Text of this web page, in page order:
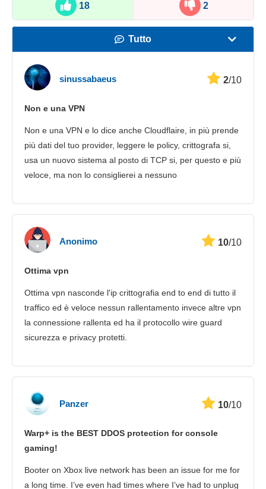
18 2
Tutto
Servizio clienti
sinussabaeus 2/10
Non e una VPN
Non e una VPN e lo dice anche Cloudflaire, in più prende
più dati del tuo provider, leggere le policy, crittografa si,
usa un nuovo sistema al posto di TCP si, per questo e più
veloce, ma non lo consiglierei a nessuno
Anonimo 10/10
Ottima vpn
Ottima vpn nasconde l'ip crittografia end to end di tutto il
traffico ed è veloce nessun rallentamento invece altre vpn
la connessione rallenta ed ha il protocollo wire guard
sicurezza e privacy protetti.
Panzer 10/10
Warp+ is the BEST DDOS protection for console
gaming!
Booter on Xbox live network has been an issue for me for
a long time. I’ve even had times where I’ve had to unplug